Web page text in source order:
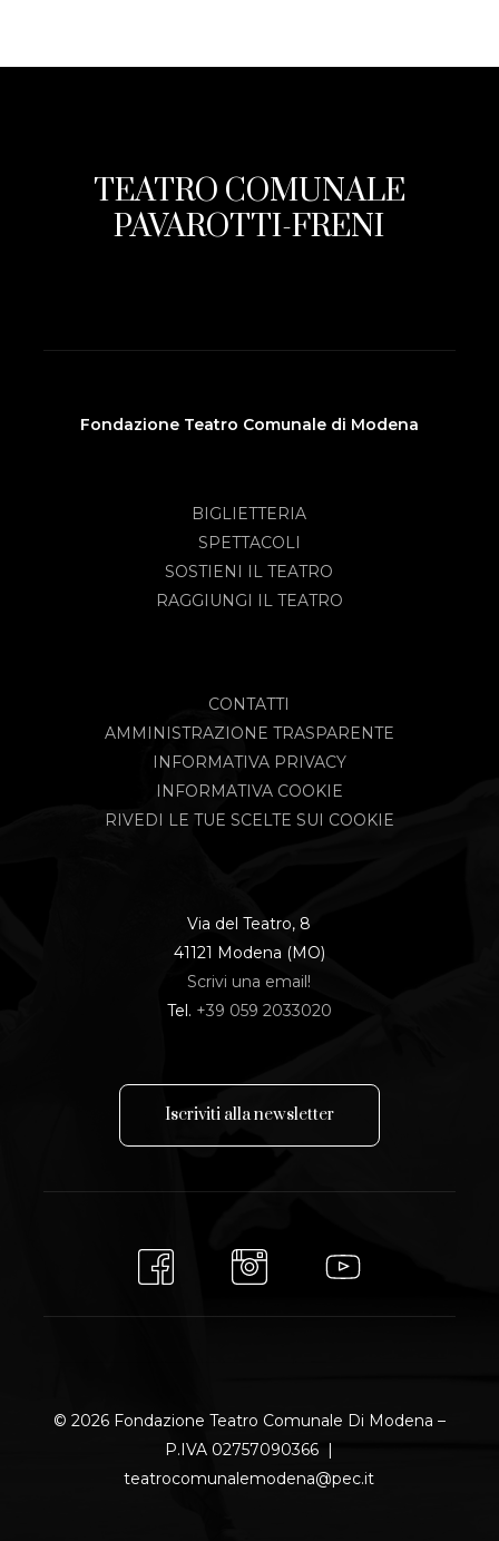
TEATRO COMUNALE
PAVAROTTI-FRENI
Fondazione Teatro Comunale di Modena
BIGLIETTERIA
SPETTACOLI
SOSTIENI IL TEATRO
RAGGIUNGI IL TEATRO
CONTATTI
AMMINISTRAZIONE TRASPARENTE
INFORMATIVA PRIVACY
INFORMATIVA COOKIE
RIVEDI LE TUE SCELTE SUI COOKIE
Via del Teatro, 8
41121 Modena (MO)
Scrivi una email!
Tel. +39 059 2033020
Iscriviti allanewsletter
© 2026 Fondazione Teatro Comunale Di Modena –
P.IVA 02757090366 |
teatrocomunalemodena@pec.it